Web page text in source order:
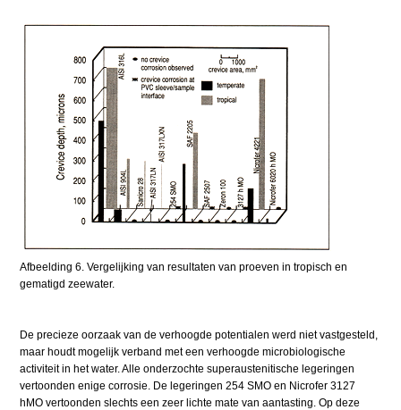
Afbeelding 6. Vergelijking van resultaten van proeven in tropisch en
gematigd zeewater.
De precieze oorzaak van de verhoogde potentialen werd niet vastgesteld,
maar houdt mogelijk verband met een verhoogde microbiologische
activiteit in het water. Alle onderzochte superaustenitische legeringen
vertoonden enige corrosie. De legeringen 254 SMO en Nicrofer 3127
hMO vertoonden slechts een zeer lichte mate van aantasting. Op deze